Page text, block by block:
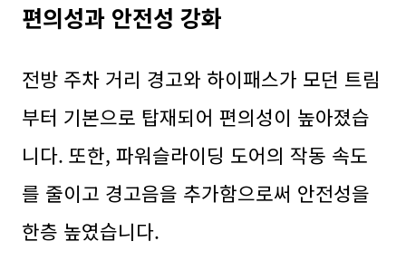
편의성과 안전성 강화
전방 주차 거리 경고와 하이패스가 모던 트림
부터 기본으로 탑재되어 편의성이 높아졌습
니다. 또한, 파워슬라이딩 도어의 작동 속도
를 줄이고 경고음을 추가함으로써 안전성을
한층 높였습니다.